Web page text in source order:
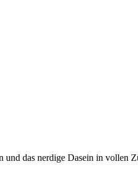
das nerdige Dasein in vollen